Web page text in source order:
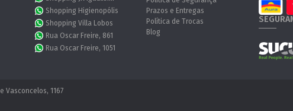
Shopping Higienopólis
Shopping Villa Lobos
Rua Oscar Freire, 861
Rua Oscar Freire, 1051
Prazos e Entregas
Política de Trocas
Blog
Vasconcelos, 1167